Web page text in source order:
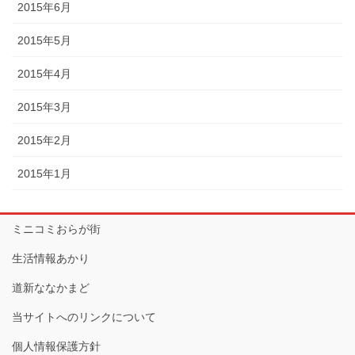
2015年6月
2015年5月
2015年4月
2015年3月
2015年2月
2015年1月
ミニコミおらが街
生活情報あかり
道新ななかまど
当サイトへのリンクについて
個人情報保護方針